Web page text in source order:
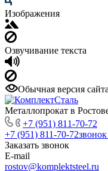
Изображения
Озвучивание текста
Обычная версия сайта
Металлопрокат в
+7 (951) 811-70-72
+7 (951) 811-70-72
Заказать звонок
E-mail
rostov@komplektsteel.ru